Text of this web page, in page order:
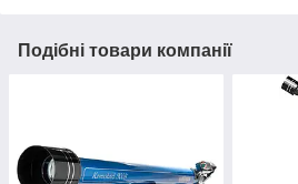
Подібні товари компанії